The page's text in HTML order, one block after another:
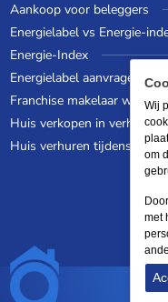
Aankoop voor beleggers
Energielabel vs Energie-
Energie-Index
Energielabel aanvragen
Franchise makelaar worden
Huis verkopen in
Huis verhuren tijdens een
Wij
om
met